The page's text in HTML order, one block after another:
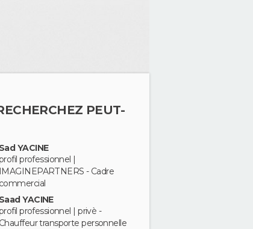
PEUT-
Sad YACINE
professionnel |
IMAGINEPARTNERS - Cadre
commercial
Saad YACINE
professionnel | privè -
Chauffeur transporte personnelle